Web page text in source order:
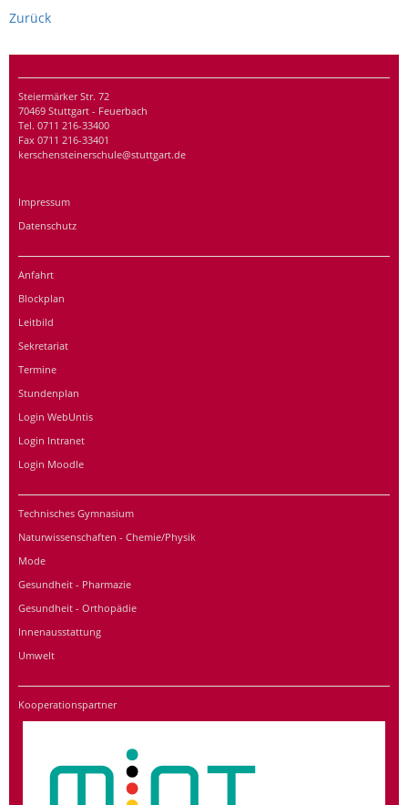
Zurück
Steiermärker Str. 72
70469 Stuttgart - Feuerbach
Tel. 0711 216-33400
Fax 0711 216-33401
kerschensteinerschule@stuttgart.de
Impressum
Datenschutz
Anfahrt
Blockplan
Leitbild
Sekretariat
Termine
Stundenplan
Login WebUntis
Login Intranet
Login Moodle
Technisches Gymnasium
Naturwissenschaften - Chemie/Physik
Mode
Gesundheit - Pharmazie
Gesundheit - Orthopädie
Innenausstattung
Umwelt
Kooperationspartner